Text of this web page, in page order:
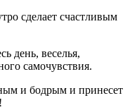
сделает счастливым
день, веселья,
самочувствия.
и бодрым и принесет